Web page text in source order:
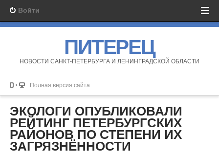
Войти
ПИТЕРЕЦ
НОВОСТИ САНКТ-ПЕТЕРБУРГА И ЛЕНИНГРАДСКОЙ ОБЛАСТИ
Полная версия сайта
ЭКОЛОГИ ОПУБЛИКОВАЛИ
РЕЙТИНГ ПЕТЕРБУРГСКИХ
РАЙОНОВ ПО СТЕПЕНИ ИХ
ЗАГРЯЗНЁННОСТИ